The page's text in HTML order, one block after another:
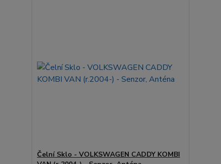
Čelní Sklo - VOLKSWAGEN CADDY KOMBI